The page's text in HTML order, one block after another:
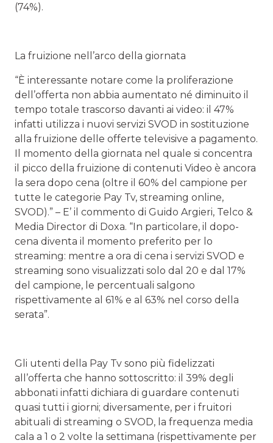
(74%).
La fruizione nell’arco della giornata
“È interessante notare come la proliferazione
dell’offerta non abbia aumentato né diminuito il
tempo totale trascorso davanti ai video: il 47%
infatti utilizza i nuovi servizi SVOD in sostituzione
alla fruizione delle offerte televisive a pagamento.
Il momento della giornata nel quale si concentra
il picco della fruizione di contenuti Video è ancora
la sera dopo cena (oltre il 60% del campione per
tutte le categorie Pay Tv, streaming online,
SVOD).” – E’ il commento di Guido Argieri, Telco &
Media Director di Doxa. “In particolare, il dopo-
cena diventa il momento preferito per lo
streaming: mentre a ora di cena i servizi SVOD e
streaming sono visualizzati solo dal 20 e dal 17%
del campione, le percentuali salgono
rispettivamente al 61% e al 63% nel corso della
serata”.
Gli utenti della Pay Tv sono più fidelizzati
all’offerta che hanno sottoscritto: il 39% degli
abbonati infatti dichiara di guardare contenuti
quasi tutti i giorni; diversamente, per i fruitori
abituali di streaming o SVOD, la frequenza media
cala a 1 o 2 volte la settimana (rispettivamente per